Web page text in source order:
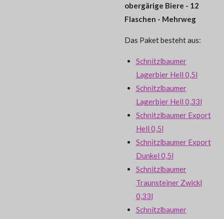
obergärige Biere - 12
Flaschen - Mehrweg
Das Paket besteht aus:
Schnitzlbaumer
Lagerbier Hell 0,5l
Schnitzlbaumer
Lagerbier Hell 0,33l
Schnitzlbaumer Export
Hell 0,5l
Schnitzlbaumer Export
Dunkel 0,5l
Schnitzlbaumer
Traunsteiner Zwickl
0,33l
Schnitzlbaumer